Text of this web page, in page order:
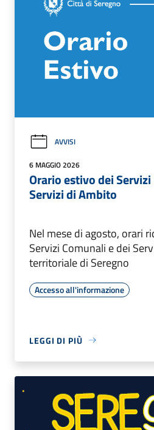
AVVISI
6 MAGGIO 2026
Orario estivo dei
Servizi di Ambito
Nel mese di agosto, orari
Servizi Comunali e dei
territoriale di Seregno
Accesso all'informazione
LEGGI DI PIÙ